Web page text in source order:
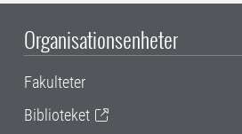
Organisationsenheter
Fakulteter
Biblioteket